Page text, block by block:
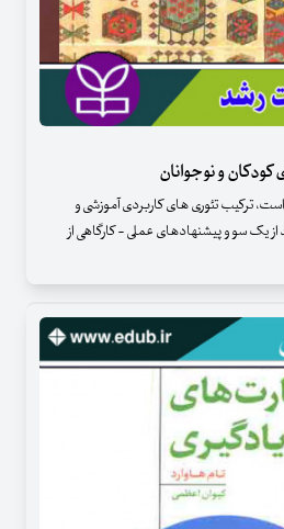
کودکان و نوجوانان
ترکیب تئوری های کاربردی آموزشی و
یک سو و پیشنهادهای عملی - کارگاهی از